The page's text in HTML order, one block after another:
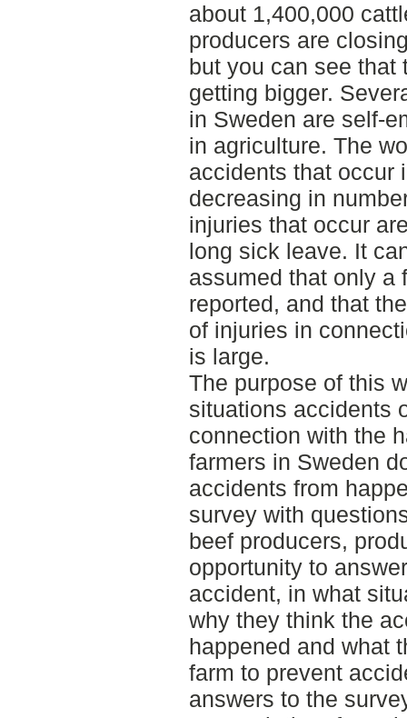
about 1,400,000
producers are
but you can see that
getting bigger.
in Sweden are self-
in agriculture. The
accidents that occur
decreasing in
injuries that occur
long sick leave. It
assumed that only a
reported, and that
of injuries in
is large.
The purpose of this
situations accidents
connection with the
farmers in Sweden
accidents from
survey with
beef producers,
opportunity to
accident, in what
why they think the
happened and what
farm to prevent
answers to the